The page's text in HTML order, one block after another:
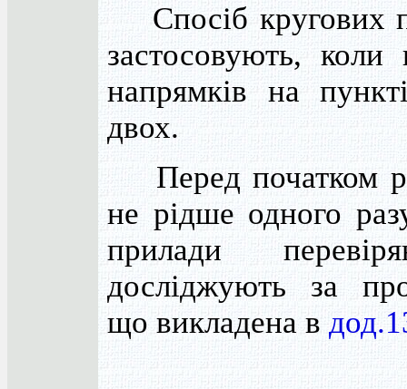
Спосіб кругових
застосовують, коли
напрямків на
двох.
Перед початком
не рідше одного
прилади
досліджують за
що викладена в